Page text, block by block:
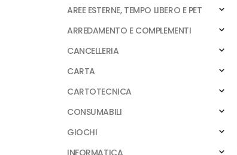
AREE ESTERNE, TEMPO LIBERO E PET
ARREDAMENTO E COMPLEMENTI
CANCELLERIA
CARTA
CARTOTECNICA
CONSUMABILI
GIOCHI
INFORMATICA